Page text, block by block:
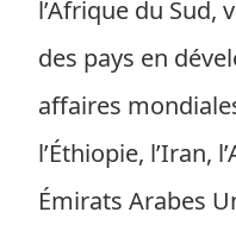
l’Afrique du Sud,
des pays en
affaires
l’Éthiopie, l’Iran,
Émirats Arabes